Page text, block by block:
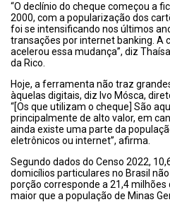
“O declínio do cheque começou a
2000, com a popularização dos
foi se intensificando nos últimos
transações por internet banking. A
acelerou essa mudança”, diz
da Rico.
Hoje, a ferramenta não traz
àquelas digitais, diz Ivo Mósca,
“[Os que utilizam o cheque] São
principalmente de alto valor, em
ainda existe uma parte da
eletrônicos ou internet”, afirma.
Segundo dados do Censo 2022,
domicílios particulares no Brasil
porção corresponde a 21,4
maior que a população de Minas